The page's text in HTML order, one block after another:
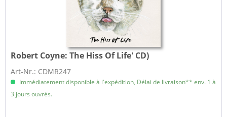
Robert Coyne:The Hiss Of Life' CD)
Art-Nr.: CDMR247
Immédiatement disponible à l'expédition, Délai de livraison** env. 1 à
3 jours ouvrés.